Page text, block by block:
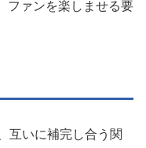
ファンを楽しませる要
互いに補完し合う関